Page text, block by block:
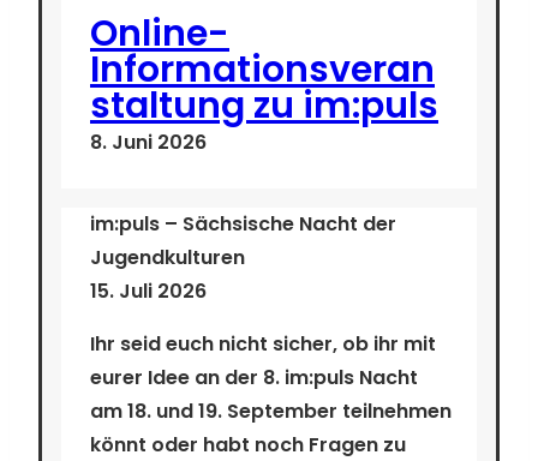
Online-
Informationsveran
staltung zu im:puls
8. Juni 2026
im:puls – Sächsische Nacht der
Jugendkulturen
15. Juli 2026
Ihr seid euch nicht sicher, ob ihr mit
eurer Idee an der 8. im:puls Nacht
am 18. und 19. September teilnehmen
könnt oder habt noch Fragen zu